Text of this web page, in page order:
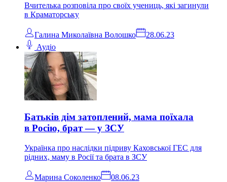
Вчителька розповіла про своїх учениць, які загинули
в Краматорську
Галина Миколаївна Волошко
28.06.23
Аудіо
Батьків дім затоплений, мама поїхала
в Росію, брат — у ЗСУ
Українка про наслідки підриву Каховської ГЕС для
рідних, маму в Росії та брата в ЗСУ
Марина Соколенко
08.06.23